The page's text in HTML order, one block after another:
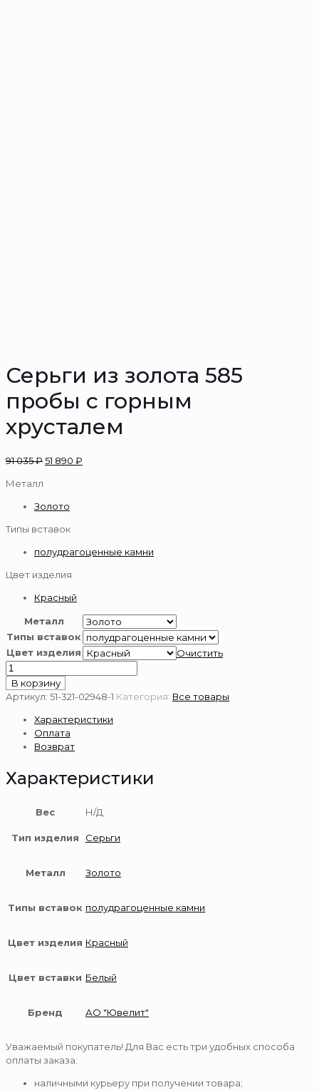
Серьги из золота 585
пробы с горным
хрусталем
91 035₽51 890 ₽
Металл
Золото
Типы вставок
полудрагоценные камни
Цвет изделия
Красный
Металл
Типы вставок
Цвет изделия
Очистить
Количество
товара
Серьги
золота
пробы
горным
хрусталем
В корзину
Артикул: 51-321-02948-1 Категория: Все товары
Характеристики
Оплата
Возврат
Характеристики
Вес Н/Д
Тип изделия Серьги
Металл Золото
Типы вставок полудрагоценные камни
Цвет изделия Красный
Цвет вставки Белый
Бренд АО "Ювелит"
Уважаемый покупатель! Для Вас есть три удобных способа
оплаты заказа:
наличными курьеру при получении товара;